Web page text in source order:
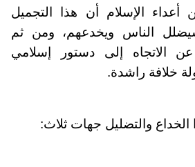
الإسلام أن هذا التجميل
الناس ويخدعهم، ومن ثم
الاتجاه إلى دستور إسلامي
خلافة راشدة.
والتضليل جهات ثلاث: